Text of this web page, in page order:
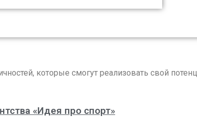
которые смогут реализовать свой
«Идея про спорт»